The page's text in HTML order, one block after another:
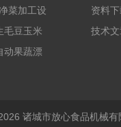
洗机
菜加工设
毛豆玉米
动果蔬漂
资料
技术
诸城市放心食品机械有